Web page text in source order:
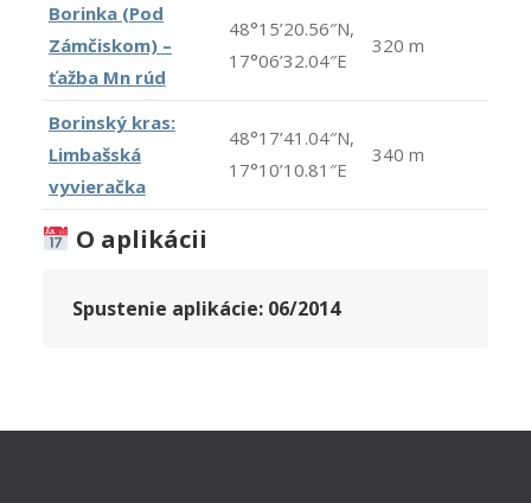
Borinka (Pod
Zámčiskom) –
ťažba Mn rúd
48°15’20.56″N,
17°06’32.04″E
320 m
Borinský kras:
Limbašská
vyvieračka
48°17’41.04″N,
17°10’10.81″E
340 m
O aplikácii
Spustenie aplikácie:06/2014